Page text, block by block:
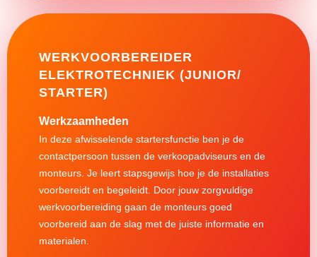
WERKVOORBEREIDER
ELEKTROTECHNIEK (JUNIOR/
STARTER)
Werkzaamheden
In deze afwisselende startersfunctie ben je de
contactpersoon tussen de verkoopadviseurs en de
monteurs. Je leert stapsgewijs hoe je de installaties
voorbereidt en begeleidt. Door jouw zorgvuldige
werkvoorbereiding gaan de monteurs goed
voorbereid aan de slag met de juiste informatie en
materialen.